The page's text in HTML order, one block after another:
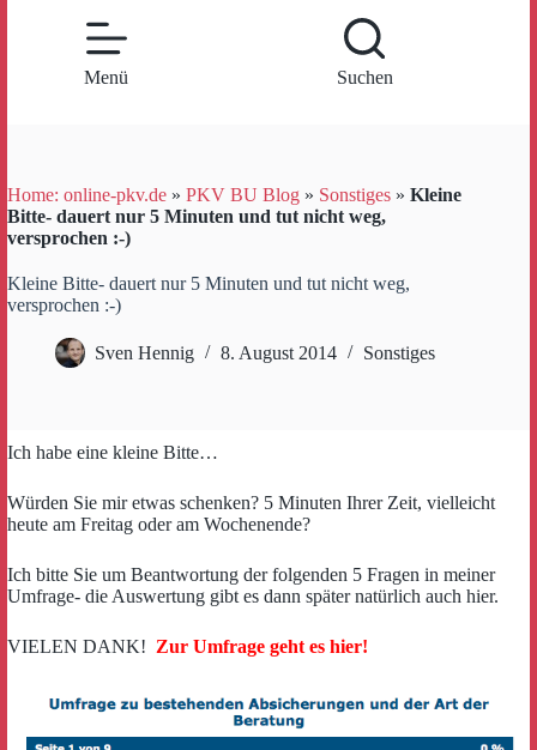
Menü Suchen
Home: online-pkv.de » PKV BU Blog » Sonstiges » Kleine
Bitte- dauert nur 5 Minuten und tut nicht weg,
versprochen :-)
Kleine Bitte- dauert nur 5 Minuten und tut nicht weg,
versprochen :-)
Sven Hennig 8. August 2014 Sonstiges
Ich habe eine kleine Bitte…
Würden Sie mir etwas schenken? 5 Minuten Ihrer Zeit, vielleicht
heute am Freitag oder am Wochenende?
Ich bitte Sie um Beantwortung der folgenden 5 Fragen in meiner
Umfrage- die Auswertung gibt es dann später natürlich auch hier.
VIELEN DANK! Zur Umfrage geht es hier!